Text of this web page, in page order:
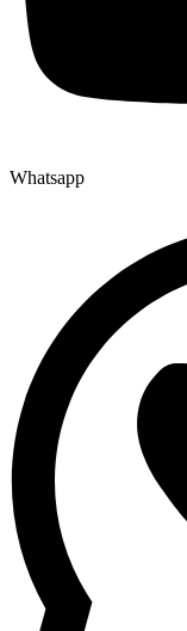
Whatsapp